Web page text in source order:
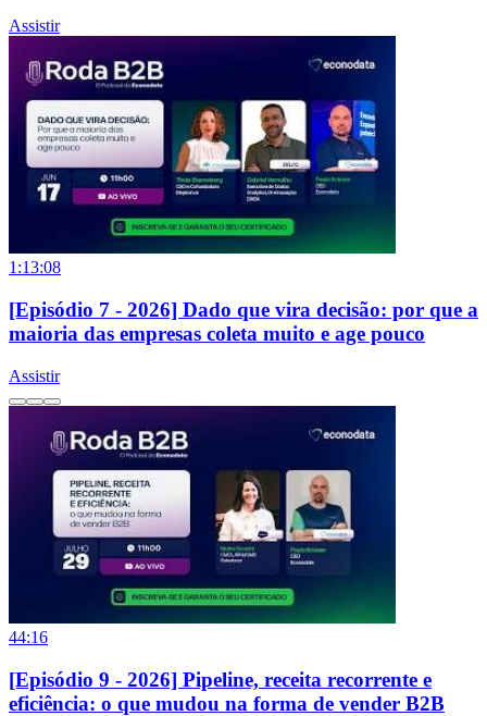
Assistir
1:13:08
[Episódio 7 - 2026] Dado que vira decisão: por que a
maioria das empresas coleta muito e age pouco
Assistir
44:16
[Episódio 9 - 2026] Pipeline, receita recorrente e
eficiência: o que mudou na forma de vender B2B